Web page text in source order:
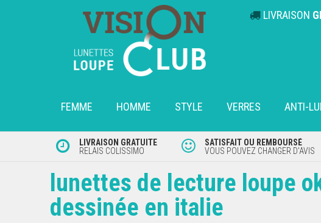
LIVRAISON
FEMME HOMME STYLE VERRES ANTI-
LIVRAISON GRATUITE
RELAIS COLISSIMO
SATISFAIT OU REMBOURSÉ
VOUS POUVEZ CHANGER D'AVIS
lunettes de lecture loupe
dessinée en italie